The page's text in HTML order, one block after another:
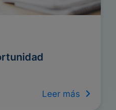
Leer más